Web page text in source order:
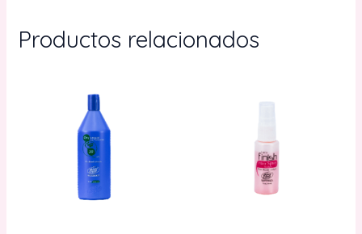
Class
Productos relacionados